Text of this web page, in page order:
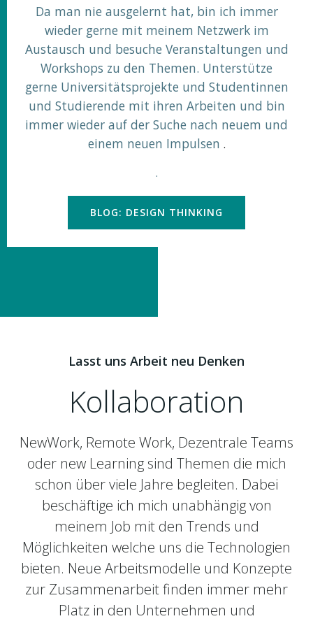
Da man nie ausgelernt hat, bin ich immer
wieder gerne mit meinem Netzwerk im
Austausch und besuche Veranstaltungen und
Workshops zu den Themen. Unterstütze
gerne Universitätsprojekte und Studentinnen
und Studierende mit ihren Arbeiten und bin
immer wieder auf der Suche nach neuem und
einem neuen Impulsen .
.
BLOG: DESIGN THINKING
Lasst uns Arbeit neu Denken
Kollaboration
NewWork, Remote Work, Dezentrale Teams
oder new Learning sind Themen die mich
schon über viele Jahre begleiten. Dabei
beschäftige ich mich unabhängig von
meinem Job mit den Trends und
Möglichkeiten welche uns die Technologien
bieten. Neue Arbeitsmodelle und Konzepte
zur Zusammenarbeit finden immer mehr
Platz in den Unternehmen und